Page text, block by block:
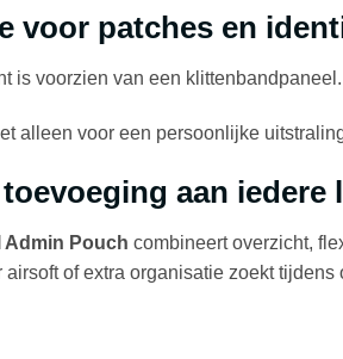
voor patches en
is voorzien van een
alleen voor een persoonlijke
toevoeging aan iedere
Admin Pouch combineert overzicht,
airsoft of extra organisatie zoekt